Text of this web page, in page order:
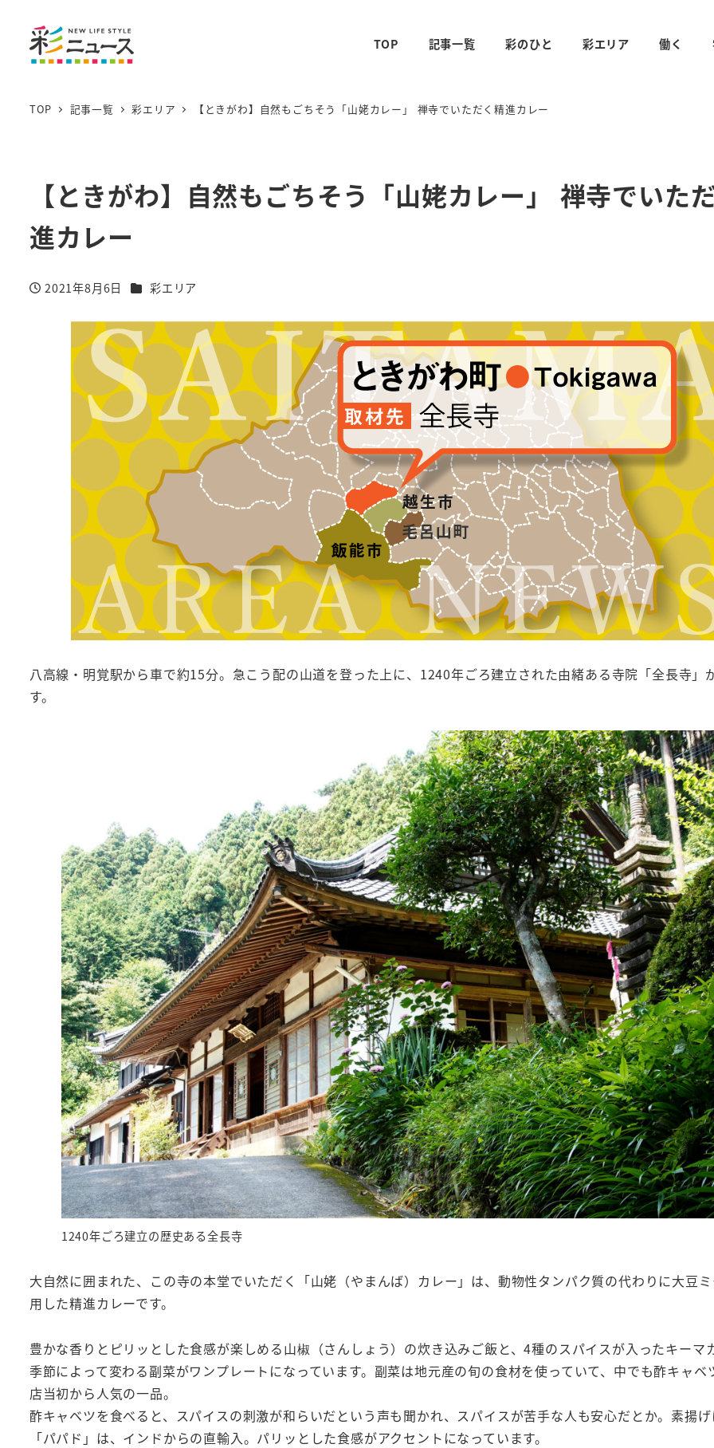
TOP 記事一覧 彩のひと 彩エリア 働く
TOP 記事一覧 彩エリア 【ときがわ】自然もごちそう「山姥カレー」 禅寺でいただく精進カレー
【ときがわ】自然もごちそう「山姥カレー」 禅寺でいた
進カレー
投稿日
2021年8月6日 カテゴリー
彩エリア
八高線・明覚駅から車で約15分。急こう配の山道を登った上に、1240年ごろ建立された由緒ある寺院「全長寺」
す。
1240年ごろ建立の歴史ある全長寺
大自然に囲まれた、この寺の本堂でいただく「山姥（やまんば）カレー」は、動物性タンパク質の代わりに大豆
用した精進カレーです。
豊かな香りとピリッとした食感が楽しめる山椒（さんしょう）の炊き込みご飯と、4種のスパイスが入ったキーマ
季節によって変わる副菜がワンプレートになっています。副菜は地元産の旬の食材を使っていて、中でも酢キャベ
店当初から人気の一品。
酢キャベツを食べると、スパイスの刺激が和らいだという声も聞かれ、スパイスが苦手な人も安心だとか。素揚
「パパド」は、インドからの直輸入。パリッとした食感がアクセントになっています。